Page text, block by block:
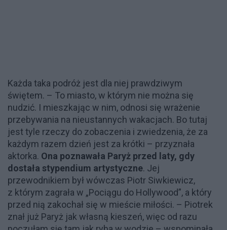
Każda taka podróż jest dla niej prawdziwym
świętem. – To miasto, w którym nie można się
nudzić. I mieszkając w nim, odnosi się wrażenie
przebywania na nieustannych wakacjach. Bo tutaj
jest tyle rzeczy do zobaczenia i zwiedzenia, że za
każdym razem dzień jest za krótki – przyznała
aktorka. Ona poznawała Paryż przed laty, gdy
dostała stypendium artystyczne. Jej
przewodnikiem był wówczas Piotr Siwkiewicz,
z którym zagrała w „Pociągu do Hollywood”, a który
przed nią zakochał się w mieście miłości. – Piotrek
znał już Paryż jak własną kieszeń, więc od razu